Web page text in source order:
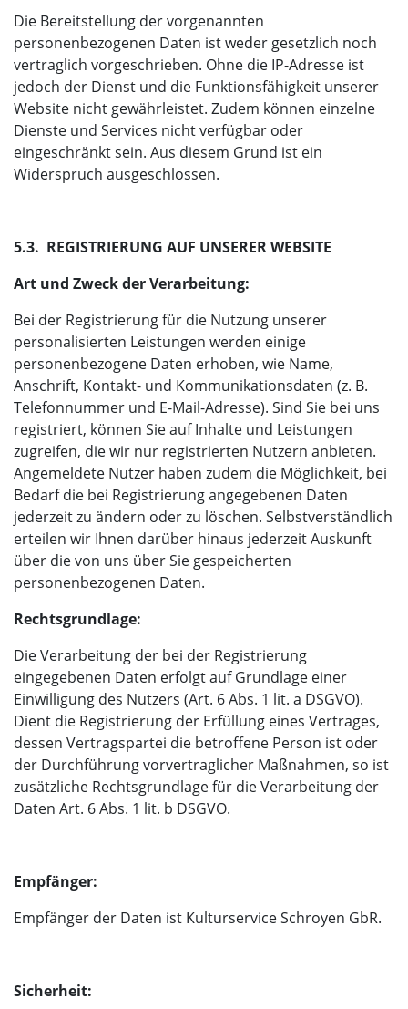
Die Bereitstellung der vorgenannten
personenbezogenen Daten ist weder gesetzlich noch
vertraglich vorgeschrieben. Ohne die IP-Adresse ist
jedoch der Dienst und die Funktionsfähigkeit unserer
Website nicht gewährleistet. Zudem können einzelne
Dienste und Services nicht verfügbar oder
eingeschränkt sein. Aus diesem Grund ist ein
Widerspruch ausgeschlossen.
5.3. REGISTRIERUNG AUF UNSERER WEBSITE
Art und Zweck der Verarbeitung:
Bei der Registrierung für die Nutzung unserer
personalisierten Leistungen werden einige
personenbezogene Daten erhoben, wie Name,
Anschrift, Kontakt- und Kommunikationsdaten (z. B.
Telefonnummer und E-Mail-Adresse). Sind Sie bei uns
registriert, können Sie auf Inhalte und Leistungen
zugreifen, die wir nur registrierten Nutzern anbieten.
Angemeldete Nutzer haben zudem die Möglichkeit, bei
Bedarf die bei Registrierung angegebenen Daten
jederzeit zu ändern oder zu löschen. Selbstverständlich
erteilen wir Ihnen darüber hinaus jederzeit Auskunft
über die von uns über Sie gespeicherten
personenbezogenen Daten.
Rechtsgrundlage:
Die Verarbeitung der bei der Registrierung
eingegebenen Daten erfolgt auf Grundlage einer
Einwilligung des Nutzers (Art. 6 Abs. 1 lit. a DSGVO).
Dient die Registrierung der Erfüllung eines Vertrages,
dessen Vertragspartei die betroffene Person ist oder
der Durchführung vorvertraglicher Maßnahmen, so ist
zusätzliche Rechtsgrundlage für die Verarbeitung der
Daten Art. 6 Abs. 1 lit. b DSGVO.
Empfänger:
Empfänger der Daten ist Kulturservice Schroyen GbR.
Sicherheit: